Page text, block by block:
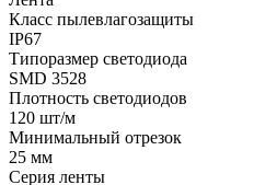
Класс пылевлагозащиты
IP67
Типоразмер светодиода
SMD 3528
Плотность светодиодов
120 шт/м
Минимальный отрезок
25 мм
Серия ленты